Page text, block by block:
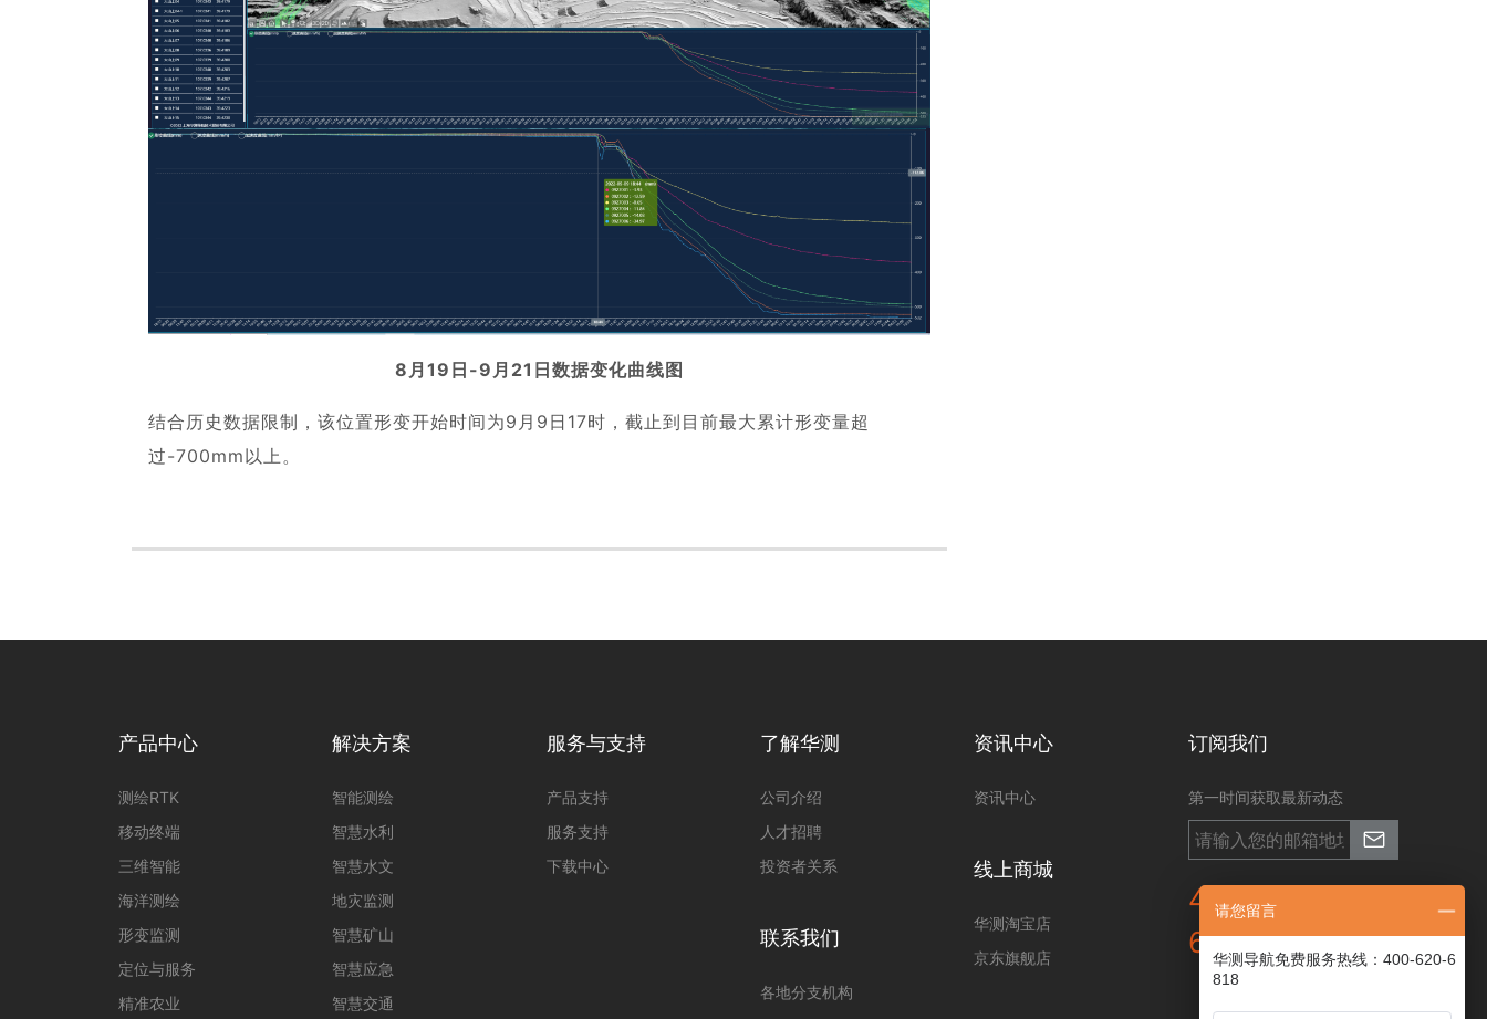
8月19日-9月21日数据变化曲线图
结合历史数据限制，该位置形变开始时间为9月9日17时，截止到目前最大累计形变量超
过-700mm以上。
产品中心
测绘RTK
移动终端
三维智能
海洋测绘
形变监测
定位与服务
精准农业
解决方案
智能测绘
智慧水利
智慧水文
地灾监测
智慧矿山
智慧应急
智慧交通
服务与支持
产品支持
服务支持
下载中心
了解华测
公司介绍
人才招聘
投资者关系
联系我们
各地分支机构
资讯中心
资讯中心
线上商城
华测淘宝店
京东旗舰店
订阅我们
第一时间获取最新动态
400-620-
6818
请您留言
华测导航免费服务热线：400-620-6
818